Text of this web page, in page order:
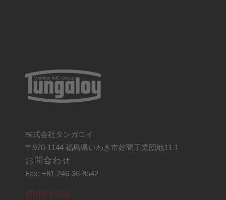
株式会社タンガロイ
〒970-1144 福島県いわき市好間工業団地11-1
お問合わせ
Fax: +81-246-36-8542
切削技術相談